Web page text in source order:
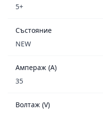
5+
Състояние
NEW
Ампераж (A)
35
Волтаж (V)